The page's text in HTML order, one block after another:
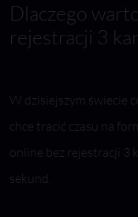
Dlaczego
rejestracji 3
W dzisiejszym świecie
chce tracić czasu na
online bez rejestracji 3
sekund.